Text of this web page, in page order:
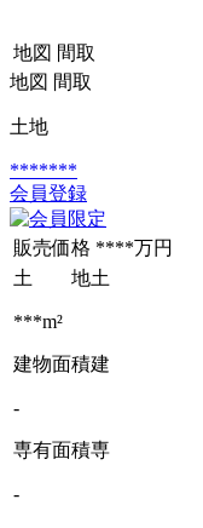
地図 間取
地図 間取
土地
*******
会員登録
販売価格 ****万円
土 地土
***m²
建物面積建
-
専有面積専
-